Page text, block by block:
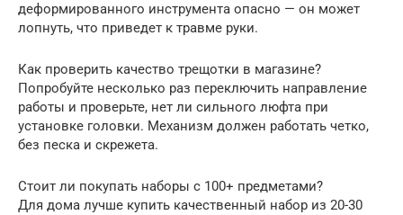
деформированного инструмента опасно — он может
лопнуть, что приведет к травме руки.
Как проверить качество трещотки в магазине?
Попробуйте несколько раз переключить направление
работы и проверьте, нет ли сильного люфта при
установке головки. Механизм должен работать четко,
без песка и скрежета.
Стоит ли покупать наборы с 100+ предметами?
Для дома лучше купить качественный набор из 20-30